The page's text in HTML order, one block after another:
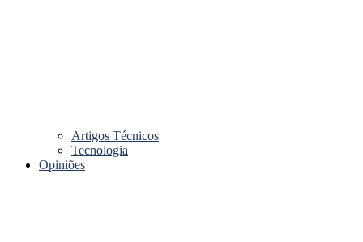
Artigos Técnicos
Tecnologia
Opiniões